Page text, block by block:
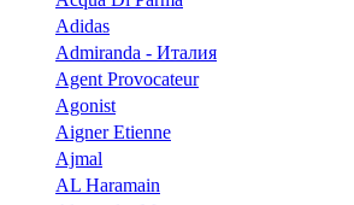
Adidas
Admiranda - Италия
Agent Provocateur
Agonist
Aigner Etienne
Ajmal
AL Haramain